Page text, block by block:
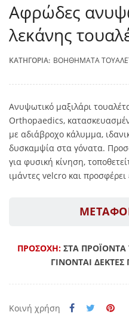
Αφρώδες
λεκάνης
ΚΑΤΗΓΟΡΊΑ: ΒΟΗΘΉΜΑΤΑ
Ανυψωτικό μαξιλάρι
Orthopaedics,
με αδιάβροχο κάλυμμα,
δυσκαμψία στα γόνατα.
για φυσική κίνηση,
ιμάντες velcro και
ΠΡΟΣΟΧΗ: ΣΤΑ ΠΡΟΪΟΝΤΑ
ΓΙΝΟΝΤΑΙ ΔΕΚΤΕΣ
Κοινή χρήση